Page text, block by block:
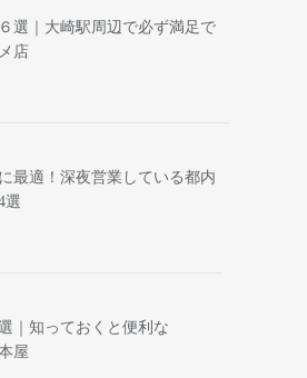
選｜大崎駅周辺で必ず満足で
店
最適！深夜営業している都内
選
｜知っておくと便利な
屋